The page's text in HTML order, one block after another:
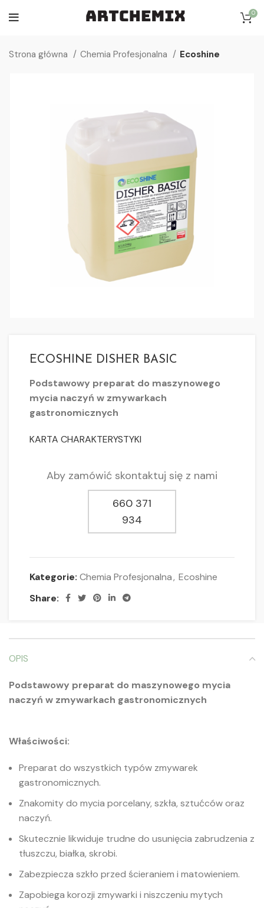
0
Strona główna Chemia Profesjonalna Ecoshine
ECOSHINE DISHER BASIC
Podstawowy preparat do maszynowego
mycia naczyń w zmywarkach
gastronomicznych
KARTA CHARAKTERYSTYKI
Aby zamówić skontaktuj się z nami
660 371
934
Kategorie: Chemia Profesjonalna, Ecoshine
Share:
OPIS
Podstawowy preparat do maszynowego mycia
naczyń w zmywarkach gastronomicznych
Właściwości:
Preparat do wszystkich typów zmywarek
gastronomicznych.
Znakomity do mycia porcelany, szkła, sztućców oraz
naczyń.
Skutecznie likwiduje trudne do usunięcia zabrudzenia z
tłuszczu, białka, skrobi.
Zabezpiecza szkło przed ścieraniem i matowieniem.
Zapobiega korozji zmywarki i niszczeniu mytych